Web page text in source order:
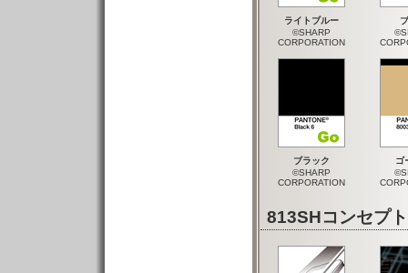
ライトブルー
©SHARP
CORPORATION
ブラック
©SHARP
CORPORATION
ゴ
813SHコンセプ